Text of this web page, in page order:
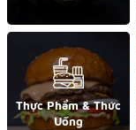
Thực Phẩm & Thức
Uống